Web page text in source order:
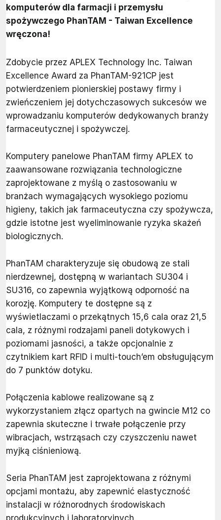
komputerów dla farmacji i przemysłu
spożywczego PhanTAM - Taiwan Excellence
wręczona!
Zdobycie przez APLEX Technology Inc. Taiwan
Excellence Award za PhanTAM-921CP jest
potwierdzeniem pionierskiej postawy firmy i
zwieńczeniem jej dotychczasowych sukcesów we
wprowadzaniu komputerów dedykowanych branży
farmaceutycznej i spożywczej.
Komputery panelowe PhanTAM firmy APLEX to
zaawansowane rozwiązania technologiczne
zaprojektowane z myślą o zastosowaniu w
branżach wymagających wysokiego poziomu
higieny, takich jak farmaceutyczna czy spożywcza,
gdzie istotne jest wyeliminowanie ryzyka skażeń
biologicznych.
PhanTAM charakteryzuje się obudową ze stali
nierdzewnej, dostępną w wariantach SU304 i
SU316, co zapewnia wyjątkową odporność na
korozję. Komputery te dostępne są z
wyświetlaczami o przekątnych 15,6 cala oraz 21,5
cala, z różnymi rodzajami paneli dotykowych i
poziomami jasności, a także opcjonalnie z
czytnikiem kart RFID i multi-touch’em obsługującym
do 7 punktów dotyku.
Połączenia kablowe realizowane są z
wykorzystaniem złącz opartych na gwincie M12 co
zapewnia skuteczne i trwałe połączenie przy
wibracjach, wstrząsach czy czyszczeniu nawet
myjką ciśnieniową.
Seria PhanTAM jest zaprojektowana z różnymi
opcjami montażu, aby zapewnić elastyczność
instalacji w różnorodnych środowiskach